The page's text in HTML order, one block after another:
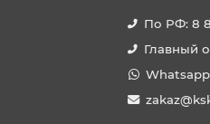
По РФ: 8
Главный